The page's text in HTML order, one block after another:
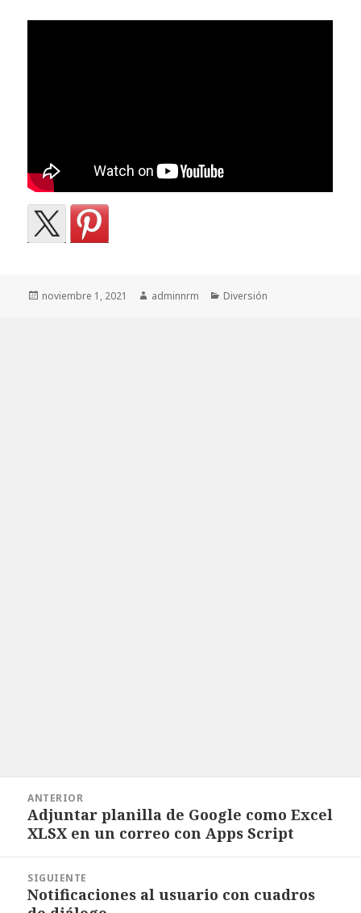
Publicado
noviembre 1, 2021 Autor
adminnrm Categorías
Diversión
entradas
ANTERIOR
Entrada
anterior:
Adjuntar planilla de Google como Excel
XLSX en un correo con Apps Script
SIGUIENTE
Entrada
Notificaciones al usuario con cuadros